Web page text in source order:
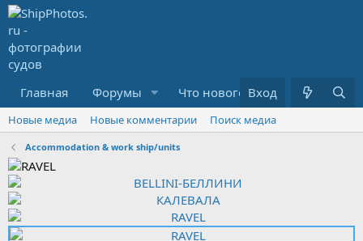
Главная Форумы Что нового? Медиа
Вход
Новые медиа Новые комментарии Поиск медиа
Accommodation & work ship/units